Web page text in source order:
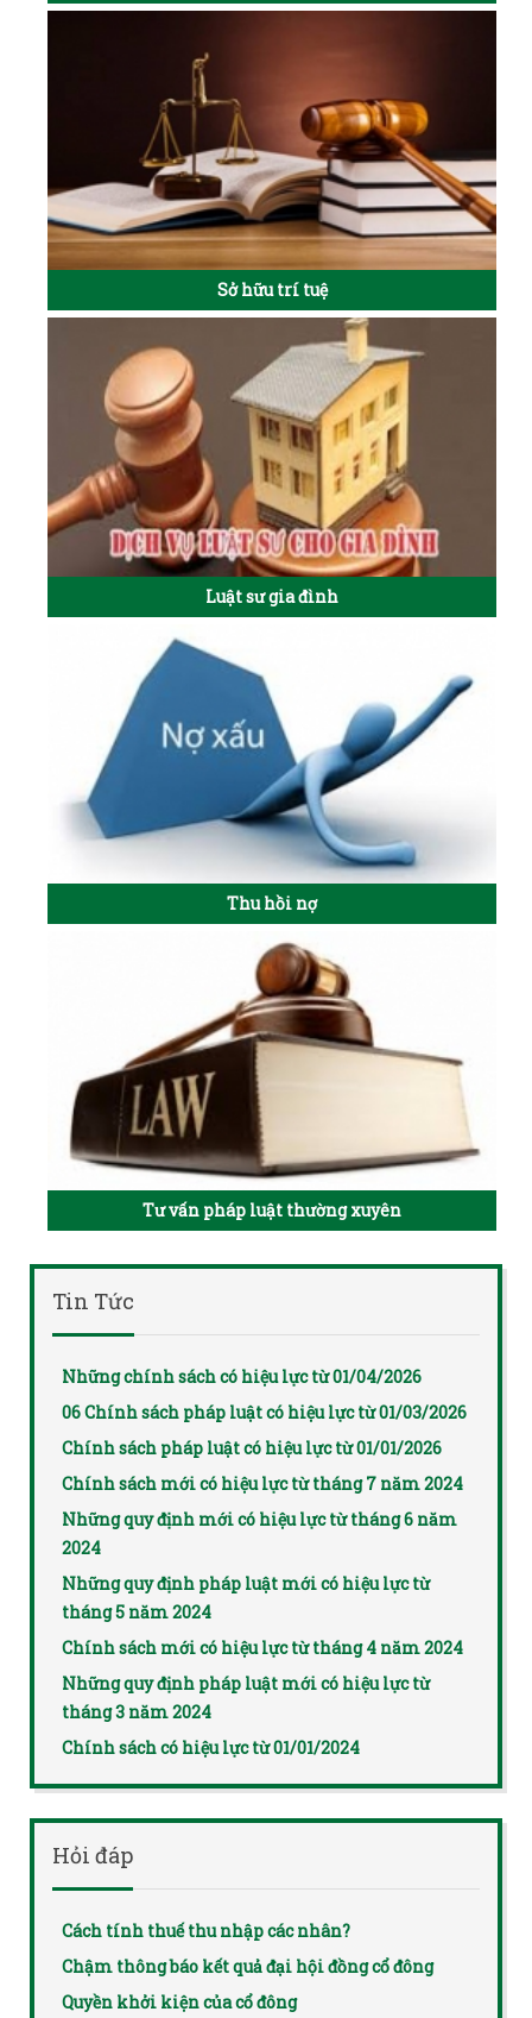
Sở hữu trí tuệ
Luật sư gia đình
Thu hồi nợ
Tư vấn pháp luật thường xuyên
Tin Tức
Những chính sách có hiệu lực từ 01/04/2026
06 Chính sách pháp luật có hiệu lực từ 01/03/2026
Chính sách pháp luật có hiệu lực từ 01/01/2026
Chính sách mới có hiệu lực từ tháng 7 năm 2024
Những quy định mới có hiệu lực từ tháng 6 năm
2024
Những quy định pháp luật mới có hiệu lực từ
tháng 5 năm 2024
Chính sách mới có hiệu lực từ tháng 4 năm 2024
Những quy định pháp luật mới có hiệu lực từ
tháng 3 năm 2024
Chính sách có hiệu lực từ 01/01/2024
Hỏi đáp
Cách tính thuế thu nhập các nhân?
Chậm thông báo kết quả đại hội đồng cổ đông
Quyền khởi kiện của cổ đông